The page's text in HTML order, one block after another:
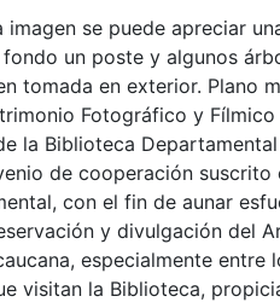
imagen se puede apreciar
un poste y algunos
tomada en exterior. Plano
Fotográfico y
la Biblioteca
de cooperación suscrito
con el fin de aunar
y divulgación del
especialmente entre
visitan la Biblioteca,